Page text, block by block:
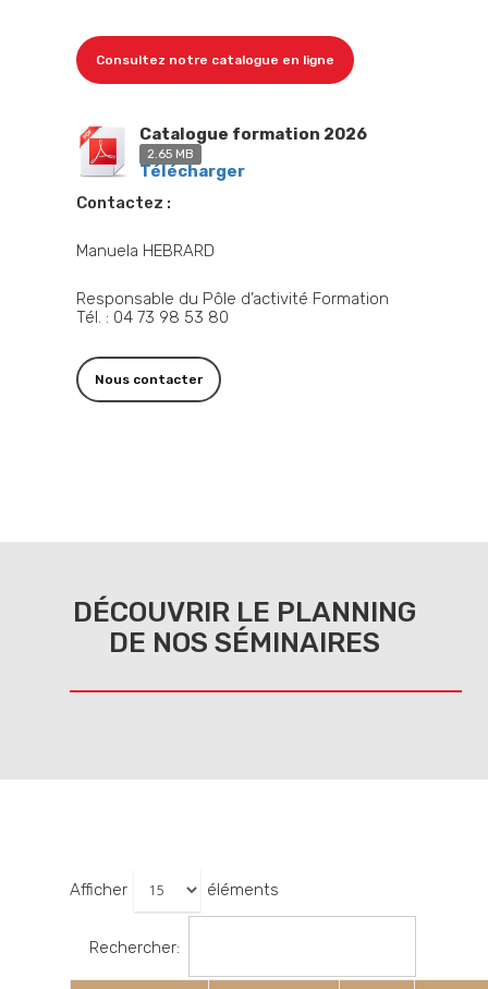
Consultez notre catalogue en ligne
Catalogue formation 2026
2.65 MB
Télécharger
Contactez :
Manuela HEBRARD
Responsable du Pôle d’activité Formation
Tél. : 04 73 98 53 80
Nous contacter
DÉCOUVRIR LE PLANNING
DE NOS SÉMINAIRES
Afficher éléments
Rechercher: